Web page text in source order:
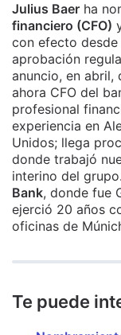
Julius Baer ha
financiero (CFO)
con efecto
aprobación
anuncio, en abril,
ahora CFO del
profesional
experiencia en
Unidos; llega
donde trabajó
interino del
Bank, donde fue
ejerció 20 años
oficinas de
Te puede